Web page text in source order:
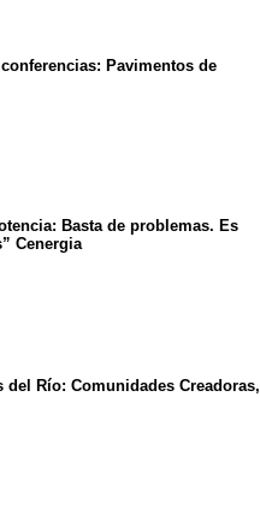
Pavimentos de
Basta de problemas. Es
Cenergia
del Río: Comunidades Creadoras,